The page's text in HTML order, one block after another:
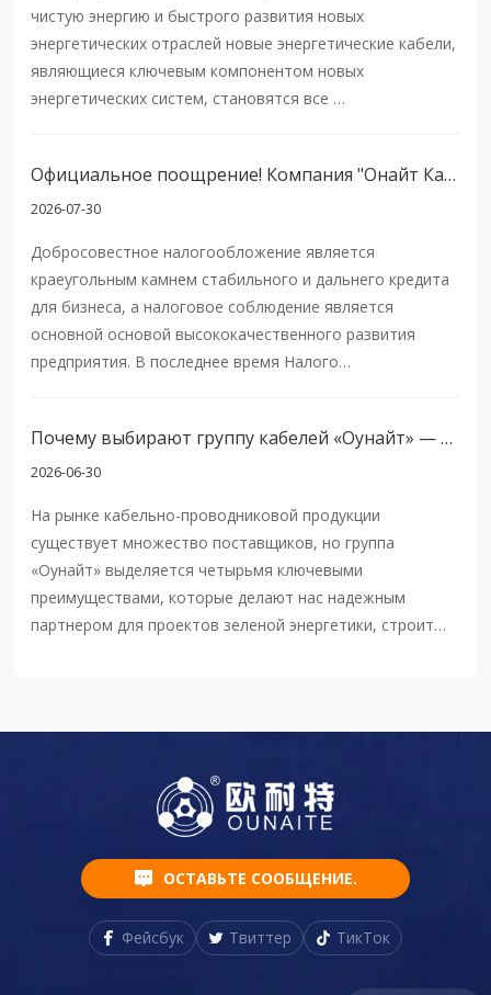
чистую энергию и быстрого развития новых
энергетических отраслей новые энергетические кабели,
являющиеся ключевым компонентом новых
энергетических систем, становятся все …
Официальное поощрение! Компания "Онайт Кабель" признана типичным образцом налогового соблюдения среди частных предприятий провинции Цинхай
2026-07-30
Добросовестное налогообложение является
краеугольным камнем стабильного и дальнего кредита
для бизнеса, а налоговое соблюдение является
основной основой высококачественного развития
предприятия. В последнее время Налого…
Почему выбирают группу кабелей «Оунайт» — преимущества производителя полного цикла и полный комплекс услуг
2026-06-30
На рынке кабельно-проводниковой продукции
существует множество поставщиков, но группа
«Оунайт» выделяется четырьмя ключевыми
преимуществами, которые делают нас надежным
партнером для проектов зеленой энергетики, строит…
ОСТАВЬТЕ СООБЩЕНИЕ.
Фейсбук Твиттер ТикТок